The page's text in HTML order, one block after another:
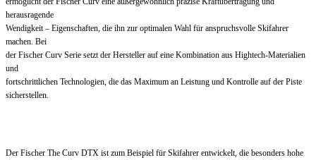
herausragende
Wendigkeit – Eigenschaften, die ihn zur optimalen Wahl für anspruchsvolle Skifahrer
machen. Bei
der Fischer Curv Serie setzt der Hersteller auf eine Kombination aus Hightech-Materialien
und
fortschrittlichen Technologien, die das Maximum an Leistung und Kontrolle auf der Piste
sicherstellen.
Der Fischer The Curv DTX ist zum Beispiel für Skifahrer entwickelt, die besonders hohe